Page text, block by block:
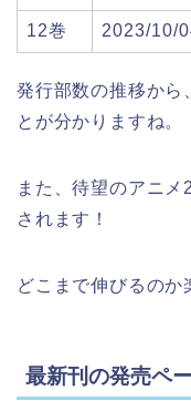
12巻 2023/10/
発行部数の推移から
とが分かりますね。
また、待望のアニ
されます！
どこまで伸びるのか
最新刊の発売ペ